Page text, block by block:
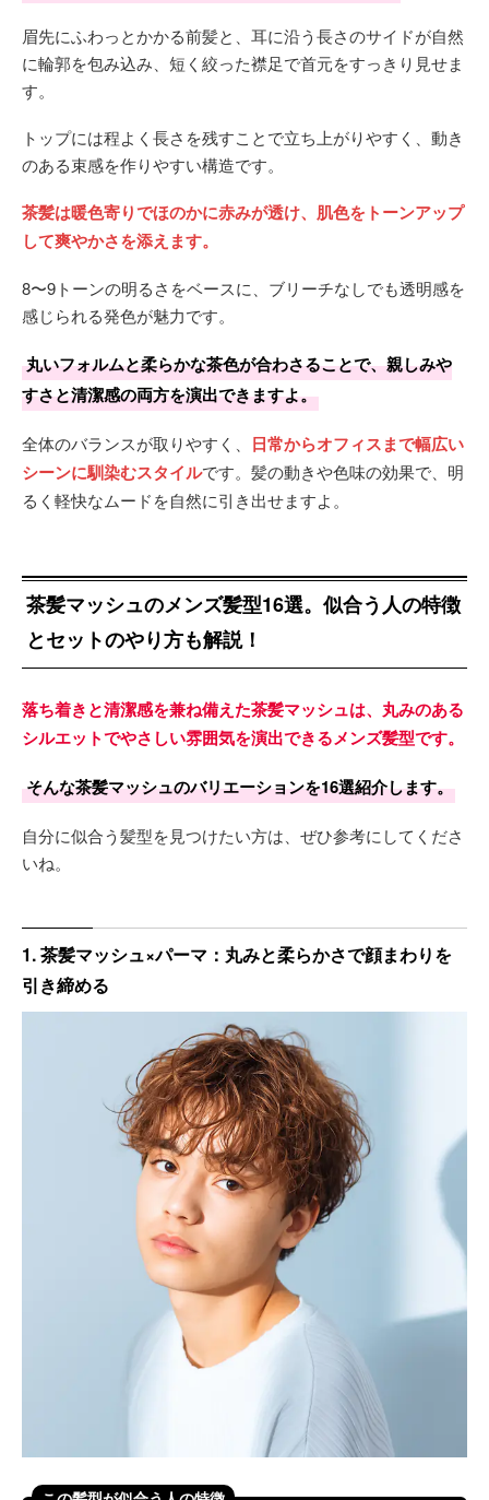
眉先にふわっとかかる前髪と、耳に沿う長さのサイドが自然
に輪郭を包み込み、短く絞った襟足で首元をすっきり見せま
す。
トップには程よく長さを残すことで立ち上がりやすく、動き
のある束感を作りやすい構造です。
茶髪は暖色寄りでほのかに赤みが透け、肌色をトーンアップ
して爽やかさを添えます。
8〜9トーンの明るさをベースに、ブリーチなしでも透明感を
感じられる発色が魅力です。
丸いフォルムと柔らかな茶色が合わさることで、親しみや
すさと清潔感の両方を演出できますよ。
全体のバランスが取りやすく、 日常からオフィスまで幅広い
シーンに馴染むスタイルです。髪の動きや色味の効果で、明
るく軽快なムードを自然に引き出せますよ。
茶髪マッシュのメンズ髪型16選。似合う人の特徴
とセットのやり方も解説！
落ち着きと清潔感を兼ね備えた茶髪マッシュは、丸みのある
シルエットでやさしい雰囲気を演出できるメンズ髪型です。
そんな茶髪マッシュのバリエーションを16選紹介します。
自分に似合う髪型を見つけたい方は、ぜひ参考にしてくださ
いね。
1. 茶髪マッシュ×パーマ：丸みと柔らかさで顔まわりを
引き締める